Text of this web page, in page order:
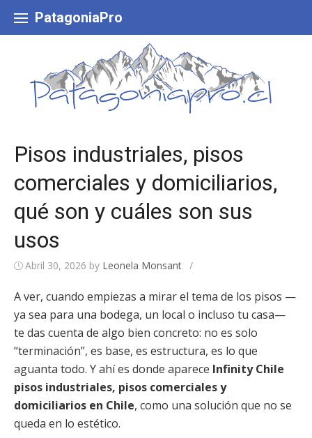
content
PatagoniaPro
Pisos industriales, pisos
comerciales y domiciliarios,
qué son y cuáles son sus
usos
Abril 30, 2026 by Leonela Monsant /
A ver, cuando empiezas a mirar el tema de los pisos —
ya sea para una bodega, un local o incluso tu casa—
te das cuenta de algo bien concreto: no es solo
“terminación”, es base, es estructura, es lo que
aguanta todo. Y ahí es donde aparece Infinity Chile
pisos industriales, pisos comerciales y
domiciliarios en Chile, como una solución que no se
queda en lo estético.